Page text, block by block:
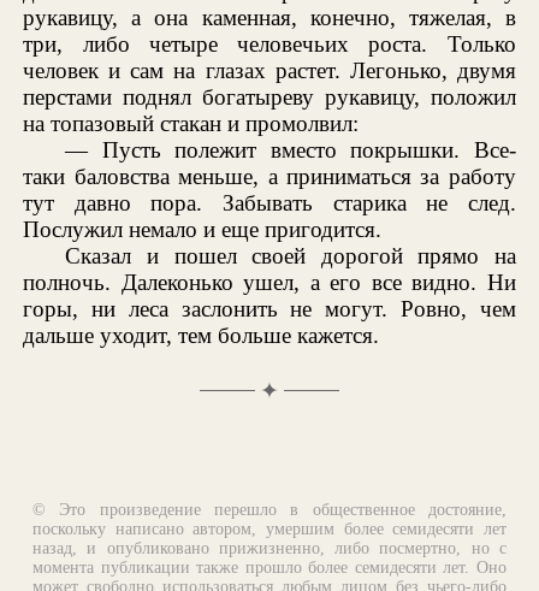
рукавицу, а она каменная, конечно, тяжелая, в
три, либо четыре человечьих роста. Только
человек и сам на глазах растет. Легонько, двумя
перстами поднял богатыреву рукавицу, положил
на топазовый стакан и промолвил:
— Пусть полежит вместо покрышки. Все-
таки баловства меньше, а приниматься за работу
тут давно пора. Забывать старика не след.
Послужил немало и еще пригодится.
Сказал и пошел своей дорогой прямо на
полночь. Далеконько ушел, а его все видно. Ни
горы, ни леса заслонить не могут. Ровно, чем
дальше уходит, тем больше кажется.
✦
© Это произведение перешло в общественное достояние,
поскольку написано автором, умершим более семидесяти лет
назад, и опубликовано прижизненно, либо посмертно, но с
момента публикации также прошло более семидесяти лет. Оно
может свободно использоваться любым лицом без чьего-либо